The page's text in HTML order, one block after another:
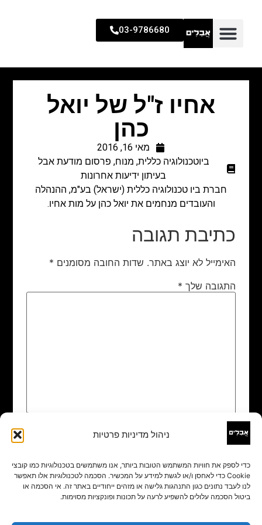
ניהול מדיניות פרטיות
כדי לספק את חוויות המשתמש הטובות ביותר, אנו משתמשים בטכנולוגיות כמו קובצי
Cookie כדי לאחסן ו/או לגשת למידע על המכשיר. הסכמה לטכנולוגיות אלו תאפשר
לנו לעבד נתונים כגון התנהגות גלישה או מזהים ייחודיים באתר זה. אי הסכמה או
ביטול הסכמה עלולים להשפיע לרעה על תכונות ופונקציות מסוימות.
03-9786680
אחיו ז"ל של יואל
כהן
מאי 16, 2016
ביוטכנולוגיה כללית, מנוח, פרסום מודעת אבל
בעיתון ידיעות אחרונות
חברת ביו טכנולוגיה כללית (ישראל) בע"מ, ההנהלה
והעובדים מנחמים את יואל כהן על מות אחיו.
כתיבת תגובה
האימייל לא יוצג באתר. שדות החובה מסומנים *
התגובה שלך *
שם
אימייל*